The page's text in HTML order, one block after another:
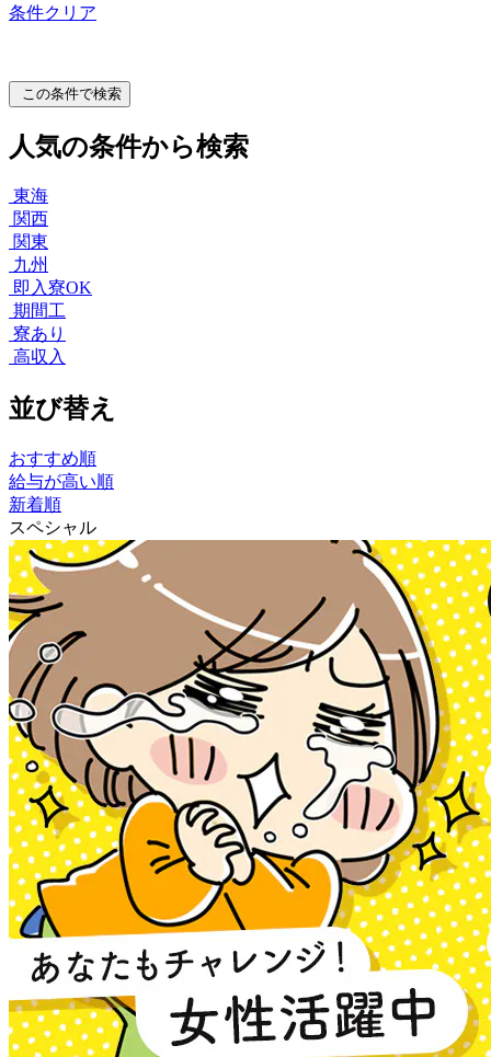
条件クリア
この条件で検索
人気の条件から検索
東海
関西
関東
九州
即入寮OK
期間工
寮あり
高収入
並び替え
おすすめ順
給与が高い順
新着順
スペシャル